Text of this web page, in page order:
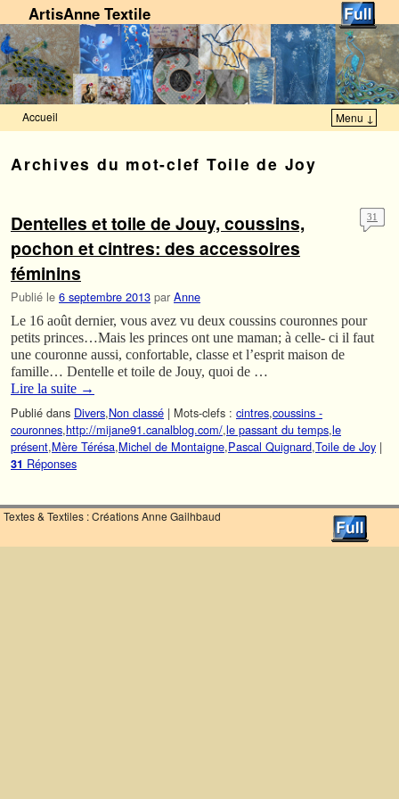
ArtisAnne Textile
Accueil Menu ↓
Archives du mot-clef Toile de Joy
Dentelles et toile de Jouy, coussins,
pochon et cintres: des accessoires
féminins
Publié le 6 septembre 2013 par Anne
31
Le 16 août dernier, vous avez vu deux coussins couronnes pour
petits princes…Mais les princes ont une maman; à celle- ci il faut
une couronne aussi, confortable, classe et l’esprit maison de
famille… Dentelle et toile de Jouy, quoi de …
Lire la suite →
Publié dans Divers,Non classé | Mots-clefs : cintres,coussins -
couronnes,http://mijane91.canalblog.com/,le passant du temps,le
présent,Mère Térésa,Michel de Montaigne,Pascal Quignard,Toile de Joy |
31 Réponses
Textes & Textiles : Créations Anne Gailhbaud